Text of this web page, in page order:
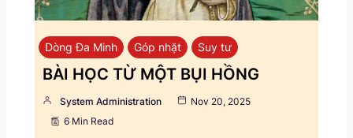
Dòng Đa Minh Góp nhặt Suy tư
BÀI HỌC TỪ MỘT BỤI HỒNG
System Administration
Nov 20, 2025
6 Min Read